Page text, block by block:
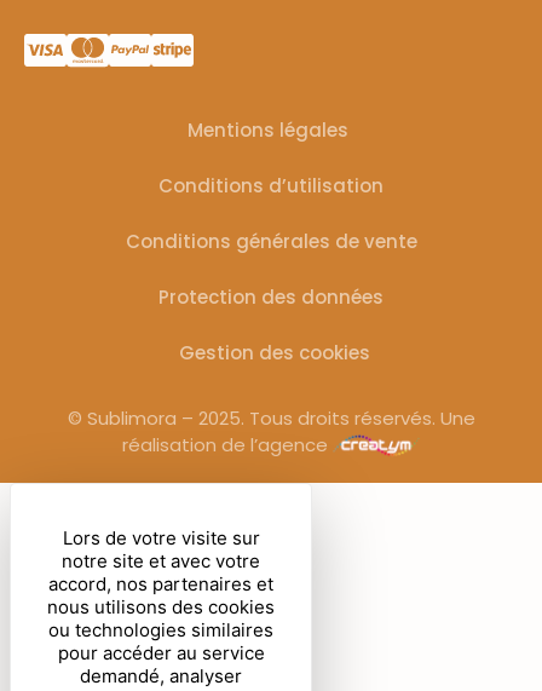
Mentions légales
Conditions d’utilisation
Conditions générales de vente
Protection des données
Gestion des cookies
© Sublimora – 2025. Tous droits réservés. Une
réalisation de l’agence
Lors de votre visite sur
notre site et avec votre
accord, nos partenaires et
nous utilisons des cookies
ou technologies similaires
pour accéder au service
demandé, analyser